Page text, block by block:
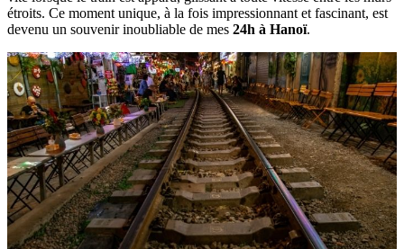
étroits. Ce moment unique, à la fois impressionnant et fascinant, est
devenu un souvenir inoubliable de mes 24h à Hanoï.